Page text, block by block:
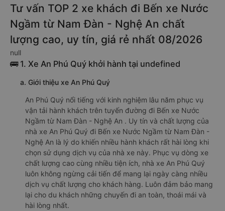
Tư vấn TOP 2 xe khách đi Bến xe Nước
Ngầm từ Nam Đàn - Nghệ An chất
lượng cao, uy tín, giá rẻ nhất 08/2026
null
🚌 1. Xe An Phú Quý khởi hành tại undefined
a. Giới thiệu xe An Phú Quý
An Phú Quý nổi tiếng với kinh nghiệm lâu năm phục vụ
vận tải hành khách trên tuyến đường đi Bến xe Nước
Ngầm từ Nam Đàn - Nghệ An . Uy tín và chất lượng của
nhà xe An Phú Quý đi Bến xe Nước Ngầm từ Nam Đàn -
Nghệ An là lý do khiến nhiều hành khách rất hài lòng khi
chọn sử dụng dịch vụ của nhà xe này. Phục vụ dòng xe
chất lượng cao cùng nhiều tiện ích, nhà xe An Phú Quý
luôn không ngừng cải tiến để mang lại ngày càng nhiều
dịch vụ chất lượng cho khách hàng. Luôn đảm bảo mang
lại cho du khách những chuyến đi an toàn, thoái mái và
hài lòng nhất.